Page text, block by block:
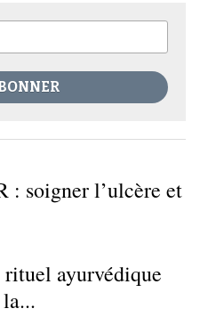
soigner l’ulcère et
ayurvédique